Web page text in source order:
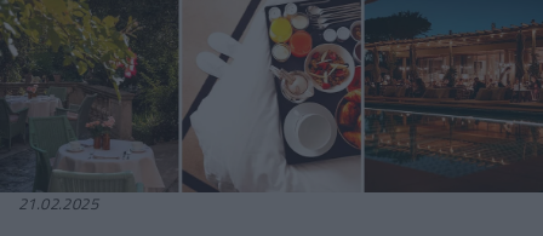
21.02.2025